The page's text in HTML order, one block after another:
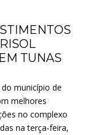
TUNAS
município de
melhores
no complexo
na terça-feira,